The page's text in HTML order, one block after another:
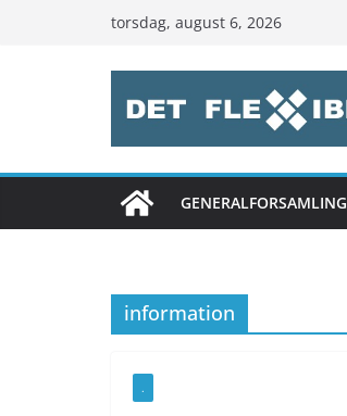
torsdag, august 6, 2026
GENERALFORSAMLING
information
.